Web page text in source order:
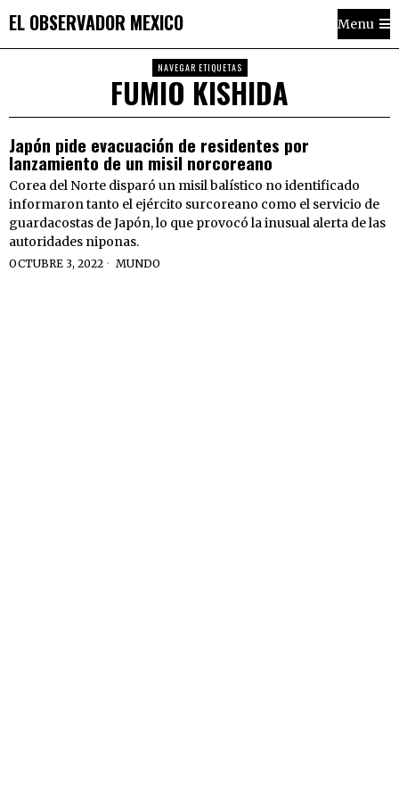
EL OBSERVADOR MEXICO Menu
NAVEGAR ETIQUETAS
FUMIO KISHIDA
Japón pide evacuación de residentes por
lanzamiento de un misil norcoreano
Corea del Norte disparó un misil balístico no identificado
informaron tanto el ejército surcoreano como el servicio de
guardacostas de Japón, lo que provocó la inusual alerta de las
autoridades niponas.
OCTUBRE 3, 2022 MUNDO